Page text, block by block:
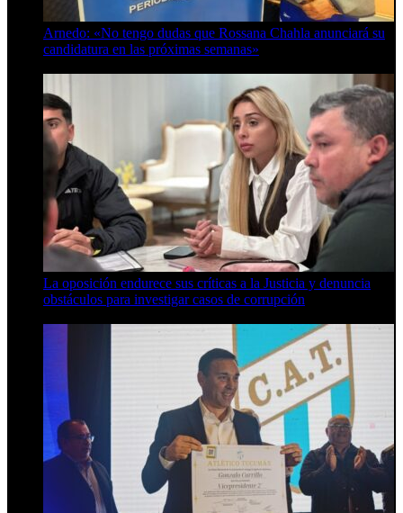
Arnedo: «No tengo dudas que Rossana Chahla anunciará su
candidatura en las próximas semanas»
La oposición endurece sus críticas a la Justicia y denuncia
obstáculos para investigar casos de corrupción